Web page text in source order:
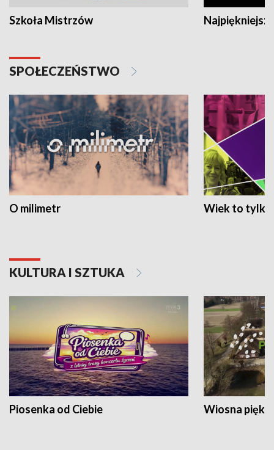
Szkoła Mistrzów
SPOŁECZEŃSTWO
O milimetr Wiek to tylko
KULTURA I SZTUKA
Piosenka od Ciebie Wiosna